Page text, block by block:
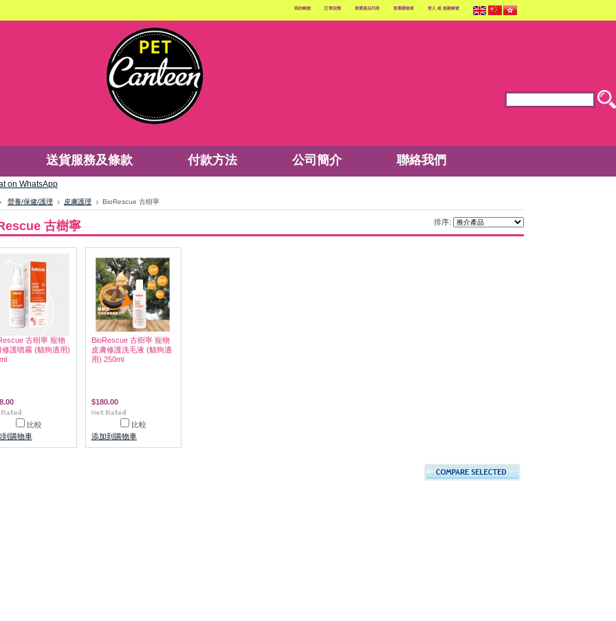
我的帳號 訂單狀態 喜愛產品列表 查看購物車 登入 或 創建帳號
送貨服務及條款 付款方法 公司簡介 聯絡我們
營養/保健/護理 皮膚護理 BioRescue 古樹寧
排序:
古樹寧
古樹寧 寵物
修護噴霧 (貓狗適用)
比較
到購物車
BioRescue 古樹寧 寵物
皮膚修護洗毛液 (貓狗適
用) 250ml
$180.00
比較
添加到購物車